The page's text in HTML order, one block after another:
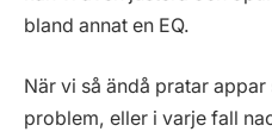
bland annat en EQ.
När vi så ändå pratar
problem, eller i varje fall